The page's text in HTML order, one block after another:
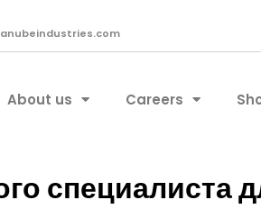
About us Careers
специалиста